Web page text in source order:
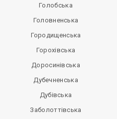
Голобська
Головненська
Городищенська
Горохівська
Доросинівська
Дубечненська
Дубівська
Заболоттівська